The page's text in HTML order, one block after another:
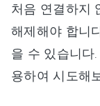
처음 연결하지
해제해야 합니
을 수 있습니다
용하여 시도해